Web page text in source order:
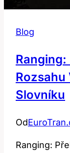
Blog
Ranging:
Rozsahu
Slovníku
Od
Ranging: